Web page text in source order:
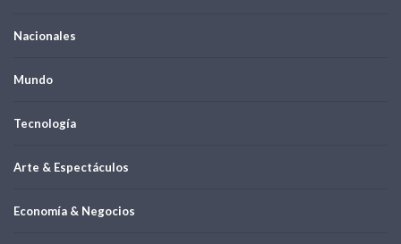
Nacionales
Mundo
Tecnología
Arte & Espectáculos
Economía & Negocios